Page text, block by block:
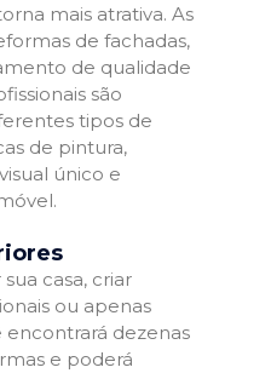
mais atrativa. As
de fachadas,
de qualidade
são
tipos de
de pintura,
único e
casa, criar
ou apenas
encontrará dezenas
e poderá